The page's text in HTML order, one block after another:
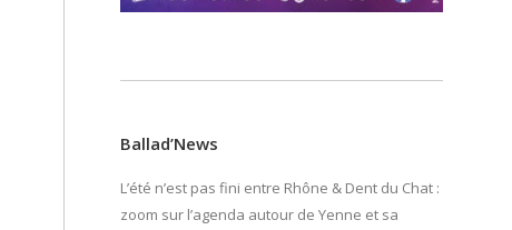
Ballad’News
L’été n’est pas fini entre Rhône & Dent du Chat :
zoom sur l’agenda autour de Yenne et sa